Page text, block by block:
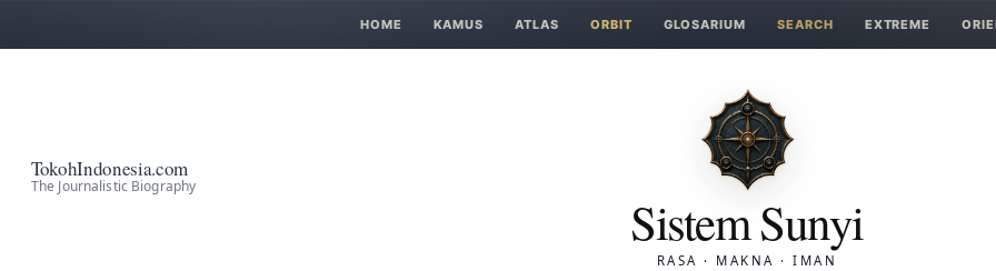
HOME KAMUS ATLAS ORBIT GLOSARIUM SEARCH EXTREME
TokohIndonesia.com
The Journalistic Biography
Sistem Sunyi
RASA · MAKNA · IMAN